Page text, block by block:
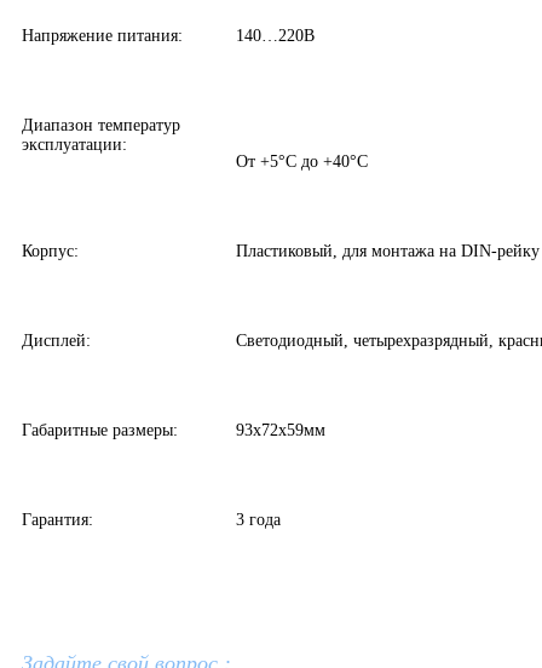
Напряжение питания: 140…220В
Диапазон температур
эксплуатации:
От +5°С до +40°С
Корпус: Пластиковый, для монтажа на DIN-
Дисплей: Светодиодный, четырехразрядный,
Габаритные размеры: 93х72х59мм
Гарантия: 3 года